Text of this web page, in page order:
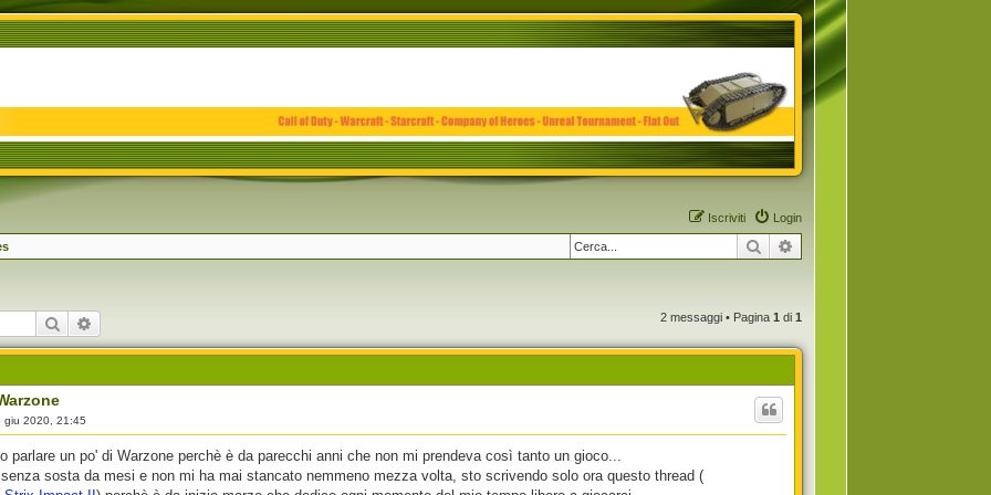
Login
Iscriviti
Cerca
Cerca 2 messaggi • Pagina 1 di 1
giu 2020, 21:45
parlare un po' di Warzone perchè è da parecchi anni che non mi prendeva così tanto un gioco...
sosta da mesi e non mi ha mai stancato nemmeno mezza volta, sto scrivendo solo ora questo thread (